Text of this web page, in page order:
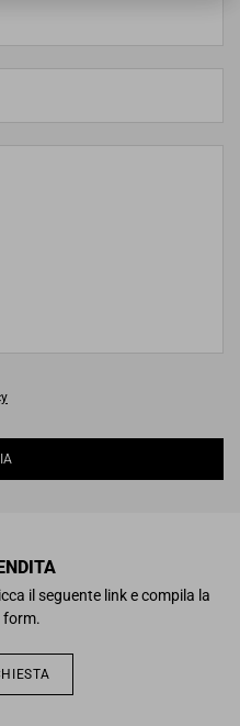
il seguente link e compila la
form.